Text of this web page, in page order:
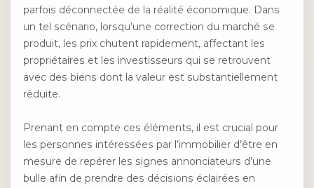
parfois déconnectée de la réalité économique. Dans
un tel scénario, lorsqu’une correction du marché se
produit, les prix chutent rapidement, affectant les
propriétaires et les investisseurs qui se retrouvent
avec des biens dont la valeur est substantiellement
réduite.
Prenant en compte ces éléments, il est crucial pour
les personnes intéressées par l’immobilier d’être en
mesure de repérer les signes annonciateurs d’une
bulle afin de prendre des décisions éclairées en